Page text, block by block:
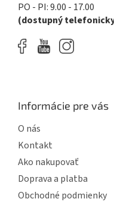
PO - PI: 9.00 - 17.00
(dostupný
Informácie pre vás
O nás
Kontakt
Ako nakupovať
Doprava a platba
Obchodné podmienky